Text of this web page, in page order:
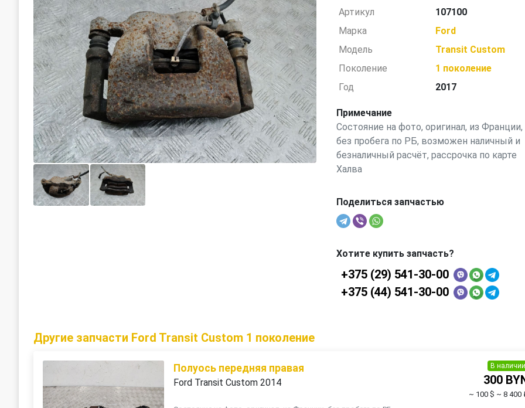
Артикул
107100
Марка
Ford
Модель
Transit Custom
Поколение
1 поколение
Год
2017
Примечание
Состояние на фото, оригинал, из Франции,
без пробега по РБ, возможен наличный и
безналичный расчёт, рассрочка по карте
Халва
Поделиться запчастью
Хотите купить запчасть?
+375 (29) 541-30-00
+375 (44) 541-30-00
Другие запчасти Ford Transit Custom 1 поколение
Полуось передняя правая
Ford Transit Custom 2014
В наличии
300
~ 100 $ ~ 8 400